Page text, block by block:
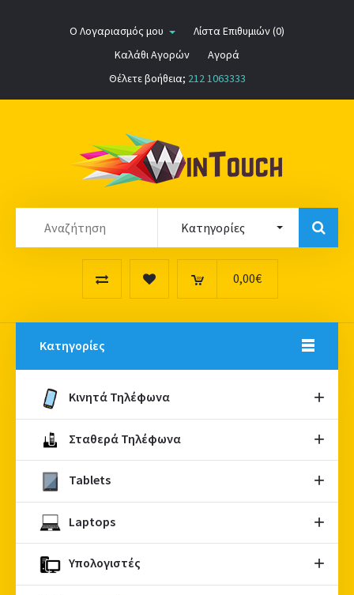
Ο Λογαριασμός μου
Λίστα Επιθυμιών (0)
Καλάθι Αγορών
Αγορά
Θέλετε βοήθεια; 212 1063333
0,00€
Κατηγορίες
Κινητά Τηλέφωνα
Σταθερά Τηλέφωνα
Tablets
Laptops
Υπολογιστές